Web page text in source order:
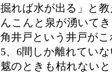
掘れば水が出る」と
んこんと泉が湧いて
角井戸という井戸が
5、6間しか離れてい
魃のときも枯れない